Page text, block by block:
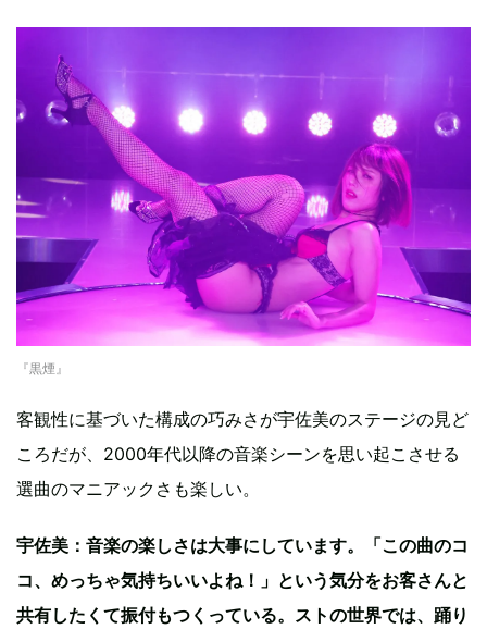
『黒煙』
客観性に基づいた構成の巧みさが宇佐美のステージの見ど
ころだが、2000年代以降の音楽シーンを思い起こさせる
選曲のマニアックさも楽しい。
宇佐美：音楽の楽しさは大事にしています。「この曲のコ
コ、めっちゃ気持ちいいよね！」という気分をお客さんと
共有したくて振付もつくっている。ストの世界では、踊り